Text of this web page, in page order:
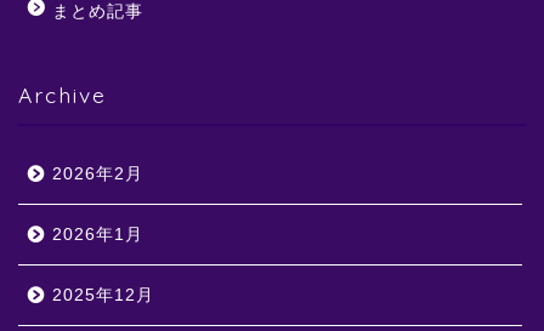
まとめ記事
Archive
2026年2月
2026年1月
2025年12月